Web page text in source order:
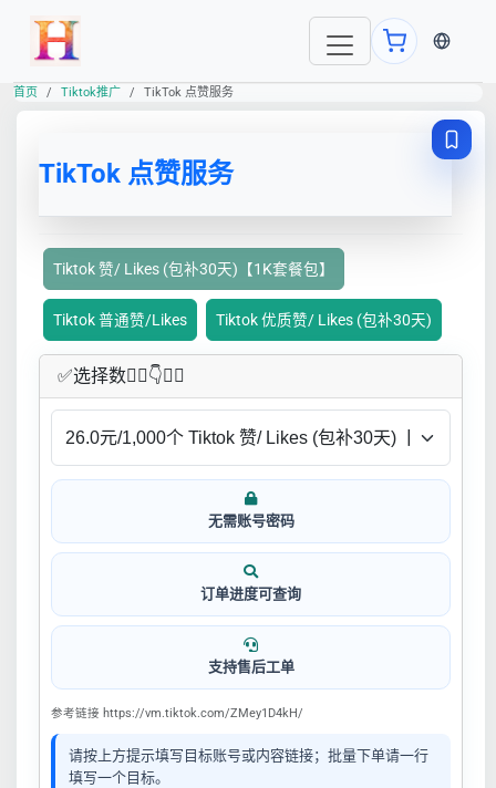
当前语
首页 Tiktok推广 TikTok 点赞服务
TikTok 点赞服务
Tiktok 赞/ Likes (包补30天)【1K套餐包】
Tiktok 普通赞/Likes Tiktok 优质赞/ Likes (包补30天)
✅​选择数👇🏻​​👇👇🏻​​
无需账号密码
订单进度可查询
支持售后工单
参考链接 https://vm.tiktok.com/ZMey1D4kH/
请按上方提示填写目标账号或内容链接；批量下单请一行
填写一个目标。